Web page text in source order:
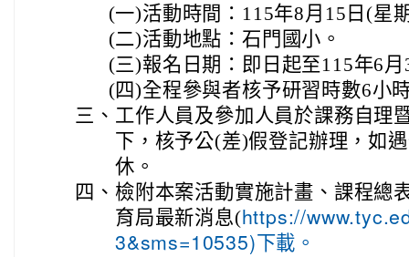
(一)活動時間：115年8月15日(星
(二)活動地點：石門國小。
(三)報名日期：即日起至115年6
(四)全程參與者核予研習時數6小
三、 工作人員及參加人員於課務自理
下，核予公(差)假登記辦理，如
休。
四、 檢附本案活動實施計畫、課程總
育局最新消息(https://
3&sms=10535)下載。